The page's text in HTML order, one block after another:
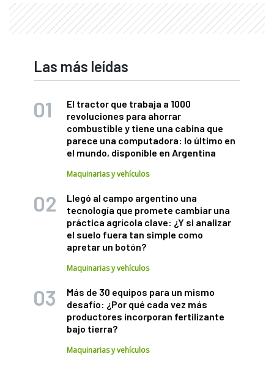
Las más leídas
El tractor que trabaja a 1000
revoluciones para ahorrar
combustible y tiene una cabina que
parece una computadora: lo último en
el mundo, disponible en Argentina
Maquinarias y vehículos
Llegó al campo argentino una
tecnología que promete cambiar una
práctica agrícola clave: ¿Y si analizar
el suelo fuera tan simple como
apretar un botón?
Maquinarias y vehículos
Más de 30 equipos para un mismo
desafío: ¿Por qué cada vez más
productores incorporan fertilizante
bajo tierra?
Maquinarias y vehículos